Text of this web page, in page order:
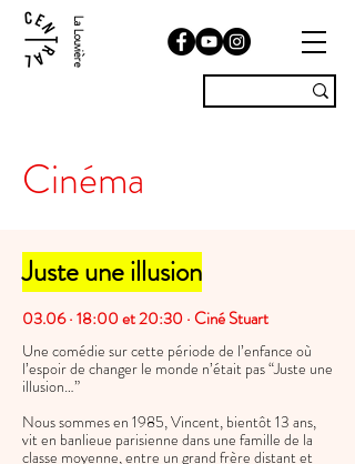
La Louvière
Cinéma
Juste une illusion
03.06 · 18:00 et 20:30 · Ciné Stuart ​
Une comédie sur cette période de l’enfance où
l’espoir de changer le monde n’était pas “Juste une
illusion…”
Nous sommes en 1985, Vincent, bientôt 13 ans,
vit en banlieue parisienne dans une famille de la
classe moyenne, entre un grand frère distant et